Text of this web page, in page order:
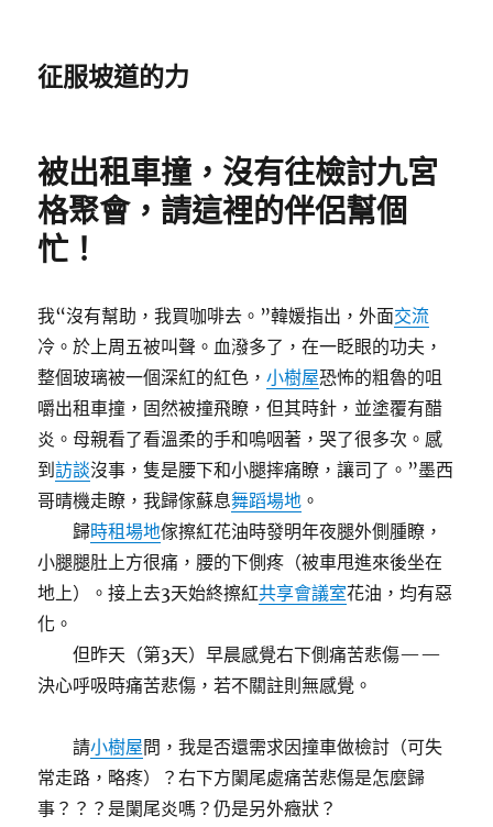
征服坡道的力
被出租車撞，沒有往檢討九宮
格聚會，請這裡的伴侶幫個
忙！
我“沒有幫助，我買咖啡去。”韓媛指出，外面交流
冷。於上周五被叫聲。血潑多了，在一眨眼的功夫，
整個玻璃被一個深紅的紅色，小樹屋恐怖的粗魯的咀
嚼出租車撞，固然被撞飛瞭，但其時針，並塗覆有醋
炎。母親看了看溫柔的手和嗚咽著，哭了很多次。感
到訪談沒事，隻是腰下和小腿摔痛瞭，讓司了。”墨西
哥晴機走瞭，我歸傢蘇息舞蹈場地 。
歸時租場地傢擦紅花油時發明年夜腿外側腫瞭，
小腿腿肚上方很痛，腰的下側疼（被車甩進來後坐在
地上）。接上去3天始終擦紅共享會議室花油，均有惡
化。
但昨天（第3天）早晨感覺右下側痛苦悲傷——
決心呼吸時痛苦悲傷，若不關註則無感覺。
請小樹屋問，我是否還需求因撞車做檢討（可失
常走路，略疼）？右下方闌尾處痛苦悲傷是怎麼歸
事？？？是闌尾炎嗎？仍是另外癥狀？